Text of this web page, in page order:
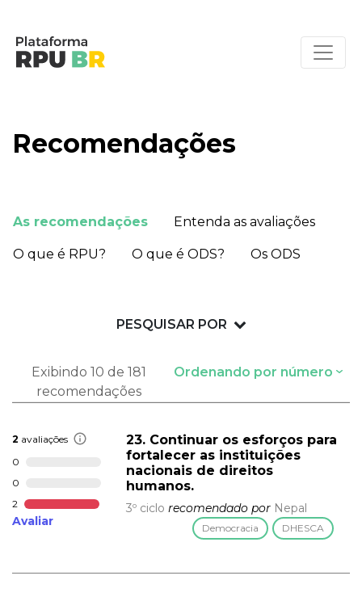
Recomendações
As recomendações Entenda as avaliações
O que é RPU? O que é ODS? Os ODS
PESQUISAR POR
Exibindo 10 de 181
recomendações
Ordenando por número
2 avaliações
0
0
2
Avaliar
23. Continuar os esforços para
fortalecer as instituições
nacionais de direitos
humanos.
3º ciclo recomendado por Nepal
Democracia DHESCA